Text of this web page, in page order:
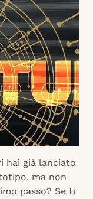
hai già lanciato
ma non
passo? Se ti